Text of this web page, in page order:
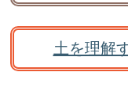
土を理解